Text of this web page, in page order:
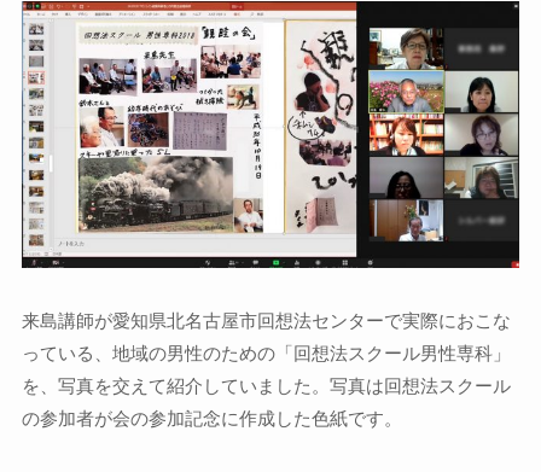
来島講師が愛知県北名古屋市回想法センターで実際におこな
っている、地域の男性のための「回想法スクール男性専科」
を、写真を交えて紹介していました。写真は回想法スクール
の参加者が会の参加記念に作成した色紙です。